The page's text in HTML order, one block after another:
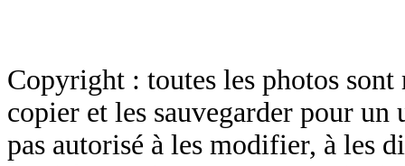
Copyright : toutes les photos sont
copier et les sauvegarder pour un
pas autorisé à les modifier, à les